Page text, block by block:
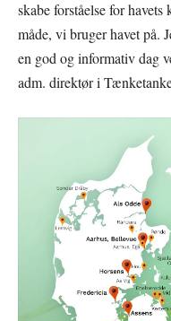
skabe forståelse for
måde, vi bruger havet på.
en god og informativ dag
adm. direktør i